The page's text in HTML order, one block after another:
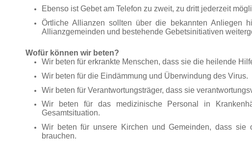
Ebenso ist Gebet am Telefon zu zweit, zu dritt jederzeit
Örtliche Allianzen sollten über die bekannten Anliegen
Allianzgemeinden und bestehende Gebetsinitiativen
Wofür können wir beten?
Wir beten für erkrankte Menschen, dass sie die heilende
Wir beten für die Eindämmung und Überwindung des Virus.
Wir beten für Verantwortungsträger, dass sie
Wir beten für das medizinische Personal in
Gesamtsituation.
Wir beten für unsere Kirchen und Gemeinden, dass sie
brauchen.